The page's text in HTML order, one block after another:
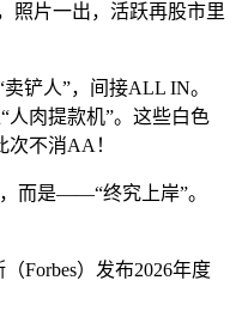
照片一出，活跃再股市里
铲人”，间接ALL IN。
人肉提款机”。这些白色
不消AA！
而是——“终究上岸”。
Forbes）发布2026年度